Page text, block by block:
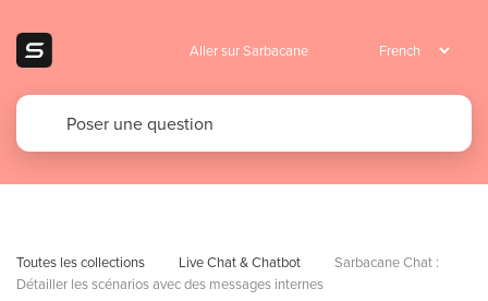
Aller sur Sarbacane
Toutes les collections Live Chat & Chatbot
Sarbacane Chat :
Détailler les scénarios avec des messages internes